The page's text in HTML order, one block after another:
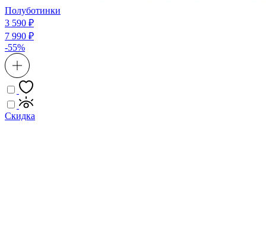
Полуботинки
3 590 ₽
7 990 ₽
-55%
Скидка